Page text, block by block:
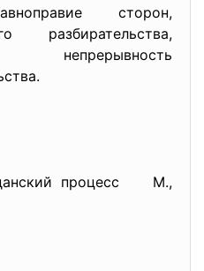
сторон,
разбирательства,
непрерывность
процесс М.,